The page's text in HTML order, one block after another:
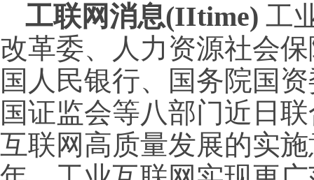
工联网消息(IItime) 工
改革委、人力资源社会
国人民银行、国务院国
国证监会等八部门近日
互联网高质量发展的实